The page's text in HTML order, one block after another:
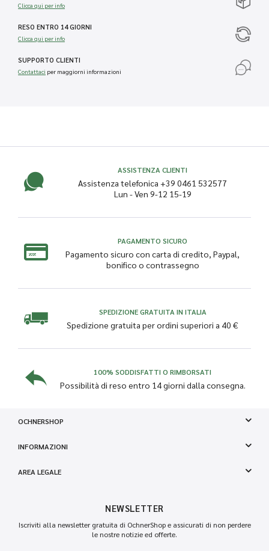
Clicca qui per info
RESO ENTRO 14 GIORNI
Clicca qui per info
SUPPORTO CLIENTI
Contattaci per maggiorni informazioni
ASSISTENZA CLIENTI
Assistenza telefonica +39 0461 532577
Lun - Ven 9-12 15-19
PAGAMENTO SICURO
Pagamento sicuro con carta di credito, Paypal,
bonifico o contrassegno
SPEDIZIONE GRATUITA IN ITALIA
Spedizione gratuita per ordini superiori a 40 €
100% SODDISFATTI O RIMBORSATI
Possibilità di reso entro 14 giorni dalla consegna.
OCHNERSHOP
INFORMAZIONI
AREA LEGALE
NEWSLETTER
Iscriviti alla newsletter gratuita di OchnerShop e assicurati di non perdere
le nostre notizie ed offerte.